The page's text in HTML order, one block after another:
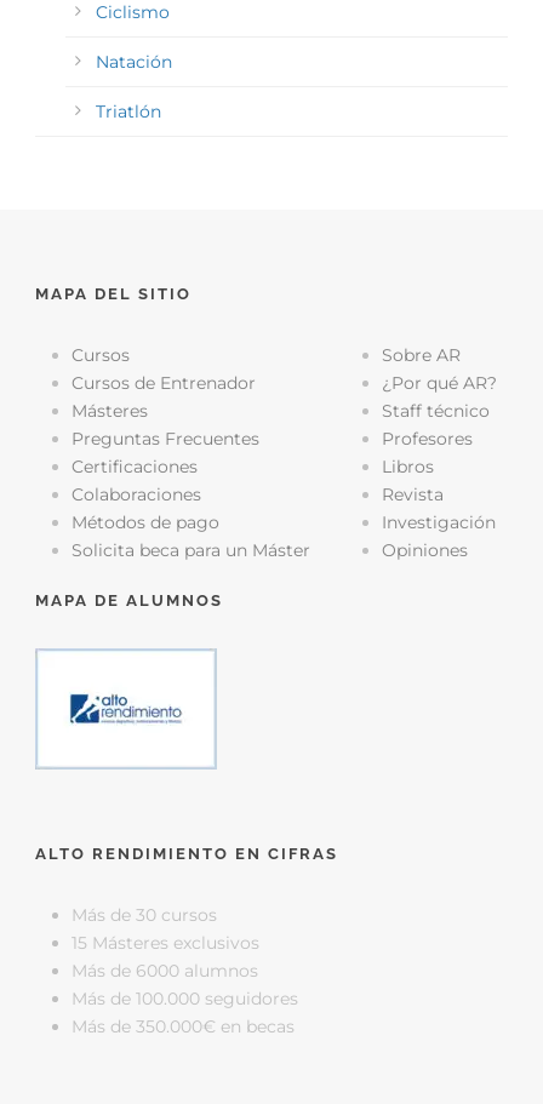
Ciclismo
Natación
Triatlón
MAPA DEL SITIO
Cursos
Cursos de Entrenador
Másteres
Preguntas Frecuentes
Certificaciones
Colaboraciones
Métodos de pago
Solicita beca para un Máster
Sobre AR
¿Por qué AR?
Staff técnico
Profesores
Libros
Revista
Investigación
Opiniones
MAPA DE ALUMNOS
ALTO RENDIMIENTO EN CIFRAS
Más de 30 cursos
15 Másteres exclusivos
Más de 6000 alumnos
Más de 100.000 seguidores
Más de 350.000€ en becas